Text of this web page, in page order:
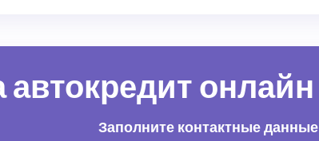
автокредит онлайн
Заполните контактные данные